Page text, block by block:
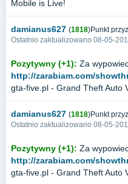
Mobile is Live!
damianus627 (1818)Punkt
Ostatnio zaktualizowano 08-05-
Pozytywny (+1): Za
http://zarabiam.com/
gta-five.pl - Grand Theft Auto
damianus627 (1818)Punkt
Ostatnio zaktualizowano 08-05-
Pozytywny (+1): Za
http://zarabiam.com/
gta-five.pl - Grand Theft Auto